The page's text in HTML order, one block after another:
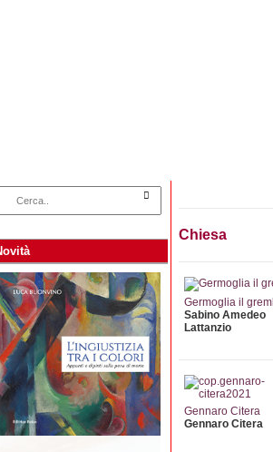
Chiesa
Germoglia il
Sabino Amedeo
Lattanzio
Gennaro Citera
Gennaro Citera